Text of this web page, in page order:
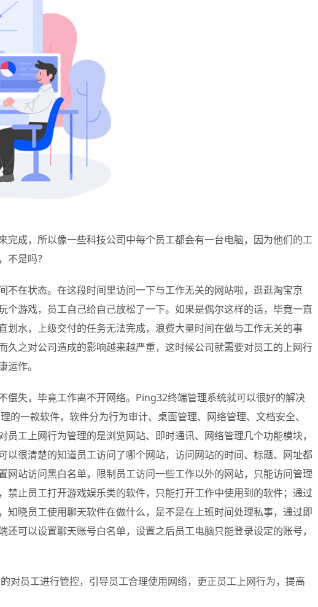
成，所以像一些科技公司中每个员工都会有一台电脑，因为他们的工
不是吗？
在状态。在这段时间里访问一下与工作无关的网站啦，逛逛淘宝京
游戏，员工自己给自己放松了一下。如果是偶尔这样的话，毕竟一直
水，上级交付的任务无法完成，浪费大量时间在做与工作无关的事
之对公司造成的影响越来越严重，这时候公司就需要对员工的上网行
作。
偿失，毕竟工作离不开网络。Ping32终端管理系统就可以很好的解决
一款软件，软件分为行为审计、桌面管理、网络管理、文档安全、
工上网行为管理的是浏览网站、即时通讯、网络管理几个功能模块，
很清楚的知道员工访问了哪个网站，访问网站的时间、标题、网址都
站访问黑白名单，限制员工访问一些工作以外的网站，只能访问管理
止员工打开游戏娱乐类的软件，只能打开工作中使用到的软件；通过
晓员工使用聊天软件在做什么，是不是在上班时间处理私事，通过即
可以设置聊天账号白名单，设置之后员工电脑只能登录设定的账号，
对员工进行管控，引导员工合理使用网络，更正员工上网行为，提高